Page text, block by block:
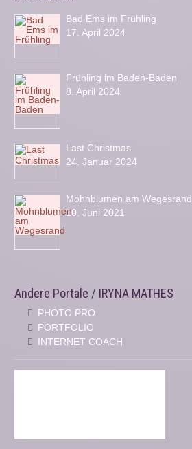
Bad Ems im Frühling
17. April 2024
Frühling im Baden-Baden
8. April 2024
Last Christmas
24. Januar 2024
Mohnblumen am Wegesrand
10. Juni 2021
Andere Portale / IRYNA MATHES
PHOTO PRO
PORTFOLIO
INTERNET COACH